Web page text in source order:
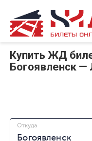
Купить ЖД
Богоявленск —
Откуда